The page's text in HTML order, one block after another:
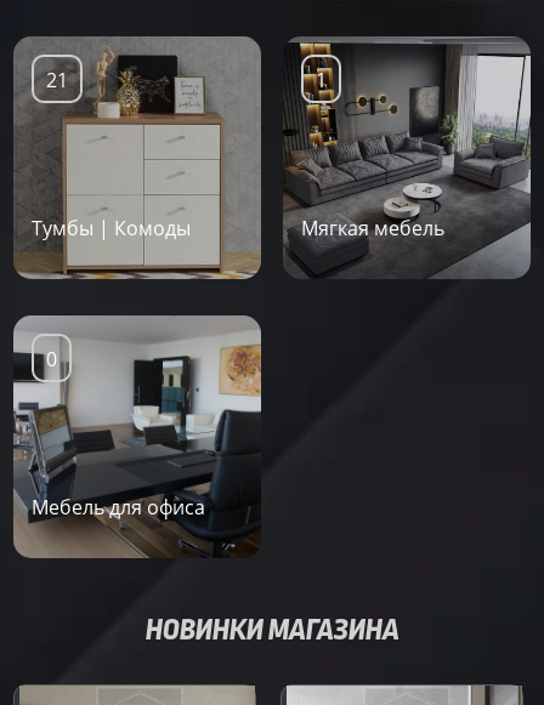
21
Тумбы | Комоды
1
Мягкая мебель
0
Мебель для офиса
НОВИНКИ МАГАЗИНА